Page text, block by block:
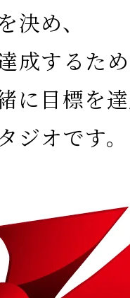
決め、
成するた
に目標を
ジオです。